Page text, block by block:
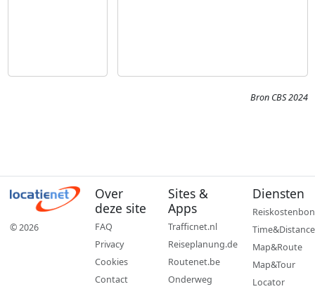
Bron CBS 2024
© 2026
Over
deze site
FAQ
Privacy
Cookies
Contact
Sites &
Apps
Trafficnet.nl
Reiseplanung.de
Routenet.be
Onderweg
Diensten
Reiskostenbon
Time&Distance
Map&Route
Map&Tour
Locator